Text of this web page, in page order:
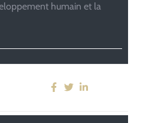
humain et la